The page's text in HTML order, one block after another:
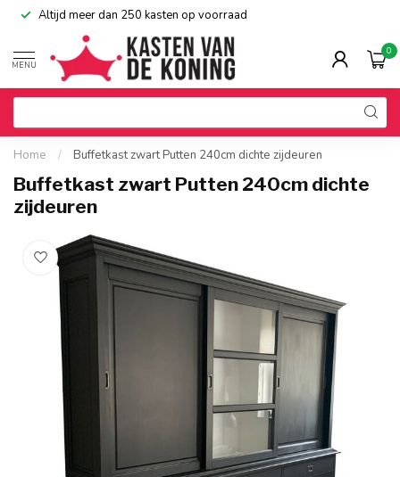
Altijd meer dan 250 kasten op voorraad
MENU
0
Home / Buffetkast zwart Putten 240cm dichte zijdeuren
Buffetkast zwart Putten 240cm dichte
zijdeuren